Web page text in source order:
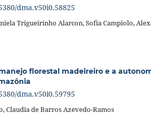
dma.v50i0.58825
Trigueirinho Alarcon, Sofia Campiolo,
florestal madeireiro e a
dma.v50i0.59795
Claudia de Barros Azevedo-Ramos